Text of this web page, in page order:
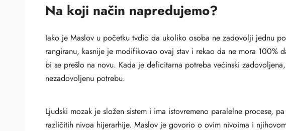
Na koji način napredujemo?
Iako je Maslov u početku tvdio da ukoliko osoba ne zadovolji jednu
rangiranu, kasnije je modifikovao ovaj stav i rekao da ne mora 100%
bi se prešlo na novu. Kada je deficitarna potreba većinski
nezadovoljenu potrebu.
Ljudski mozak je složen sistem i ima istovremeno paralelne procese,
različitih nivoa hijerarhije. Maslov je govorio o ovim nivoima i